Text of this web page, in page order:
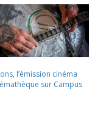
l’émission cinéma
sur Campus